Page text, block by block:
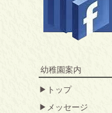
幼稚園案内
トップ
メッセージ